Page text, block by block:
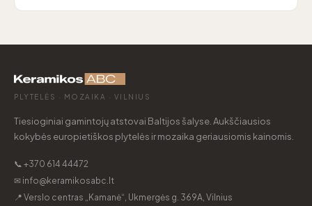
PLYTELĖS · MOZAIKA · VILNIUS
Tiesioginiai gamintojų atstovai Baltijos šalyse. Aukščiausios
kokybės europietiškos plytelės ir mozaika geriausiomis kainomis.
📞 +370 614 44472
✉ info@keramikosabc.lt
📍 Verslo centras „Kamanė“, Ukmergės g. 369A, Vilnius